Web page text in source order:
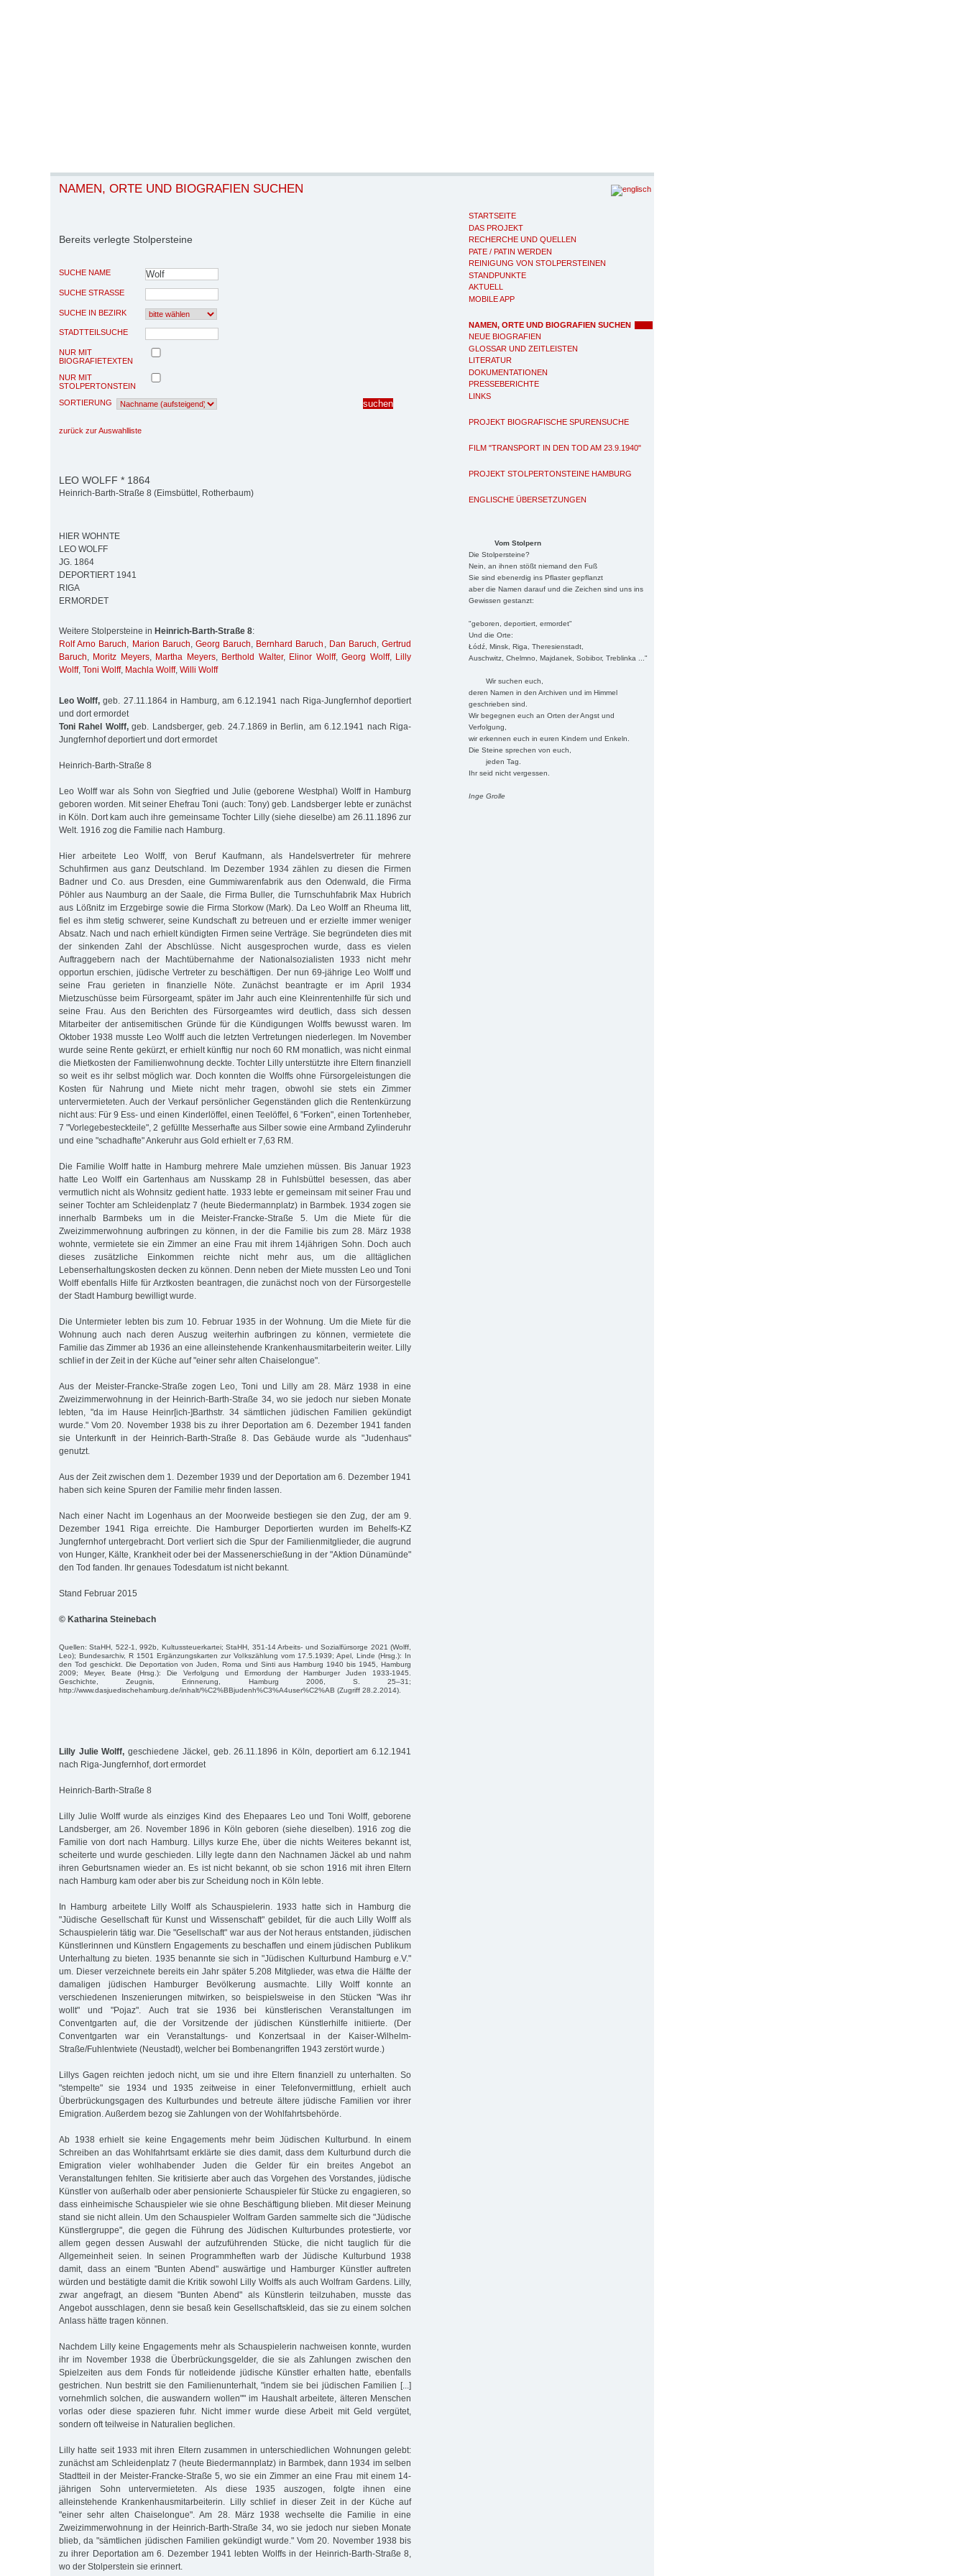
STARTSEITE
DAS PROJEKT
RECHERCHE UND QUELLEN
PATE / PATIN WERDEN
REINIGUNG VON STOLPERSTEINEN
STANDPUNKTE
AKTUELL
MOBILE APP
NAMEN, ORTE UND BIOGRAFIEN SUCHEN
NEUE BIOGRAFIEN
GLOSSAR UND ZEITLEISTEN
LITERATUR
DOKUMENTATIONEN
PRESSEBERICHTE
LINKS
PROJEKT BIOGRAFISCHE SPURENSUCHE
FILM "TRANSPORT IN DEN TOD AM 23.9.1940"
PROJEKT STOLPERTONSTEINE HAMBURG
ENGLISCHE ÜBERSETZUNGEN
Vom Stolpern
Die Stolpersteine?
Nein, an ihnen stößt niemand den Fuß
Sie sind ebenerdig ins Pflaster gepflanzt
aber die Namen darauf und die Zeichen sind uns ins
Gewissen gestanzt:
"geboren, deportiert, ermordet"
Und die Orte:
Łódź, Minsk, Riga, Theresienstadt,
Auschwitz, Chelmno, Majdanek, Sobibor, Treblinka ..."
Wir suchen euch,
deren Namen in den Archiven und im Himmel
geschrieben sind.
Wir begegnen euch an Orten der Angst und
Verfolgung,
wir erkennen euch in euren Kindern und Enkeln.
Die Steine sprechen von euch,
jeden Tag.
Ihr seid nicht vergessen.
Inge Grolle
NAMEN, ORTE UND BIOGRAFIEN SUCHEN
Bereits verlegte Stolpersteine
SUCHE NAME
SUCHE STRASSE
SUCHE IN BEZIRK
STADTTEILSUCHE
NUR MIT
BIOGRAFIETEXTEN
NUR MIT
STOLPERTONSTEIN
SORTIERUNG
zurück zur Auswahlliste
LEO WOLFF * 1864
Heinrich-Barth-Straße 8 (Eimsbüttel, Rotherbaum)
HIER WOHNTE
LEO WOLFF
JG. 1864
DEPORTIERT 1941
RIGA
ERMORDET
Weitere Stolpersteine in Heinrich-Barth-Straße 8:
Rolf Arno Baruch, Marion Baruch, Georg Baruch, Bernhard Baruch , Dan Baruch,Gertrud
Baruch, Moritz Meyers, Martha Meyers, Berthold Walter, Elinor Wolff,Georg Wolff, Lilly
Wolff, Toni Wolff, Machla Wolff, Willi Wolff
Leo Wolff, geb. 27.11.1864 in Hamburg, am 6.12.1941 nach Riga-Jungfernhof deportiert
und dort ermordet
Toni Rahel Wolff,geb. Landsberger, geb. 24.7.1869 in Berlin, am 6.12.1941 nach Riga-
Jungfernhof deportiert und dort ermordet
Heinrich-Barth-Straße 8
Leo Wolff war als Sohn von Siegfried und Julie (geborene Westphal) Wolff in Hamburg
geboren worden. Mit seiner Ehefrau Toni (auch: Tony) geb. Landsberger lebte er zunächst
in Köln. Dort kam auch ihre gemeinsame Tochter Lilly (siehe dieselbe) am 26.11.1896 zur
Welt. 1916 zog die Familie nach Hamburg.
Hier arbeitete Leo Wolff, von Beruf Kaufmann, als Handelsvertreter für mehrere
Schuhfirmen aus ganz Deutschland. Im Dezember 1934 zählen zu diesen die Firmen
Badner und Co. aus Dresden, eine Gummiwarenfabrik aus den Odenwald, die Firma
Pöhler aus Naumburg an der Saale, die Firma Buller, die Turnschuhfabrik Max Hubrich
aus Lößnitz im Erzgebirge sowie die Firma Storkow (Mark). Da Leo Wolff an Rheuma litt,
fiel es ihm stetig schwerer, seine Kundschaft zu betreuen und er erzielte immer weniger
Absatz. Nach und nach erhielt kündigten Firmen seine Verträge. Sie begründeten dies mit
der sinkenden Zahl der Abschlüsse. Nicht ausgesprochen wurde, dass es vielen
Auftraggebern nach der Machtübernahme der Nationalsozialisten 1933 nicht mehr
opportun erschien, jüdische Vertreter zu beschäftigen. Der nun 69-jährige Leo Wolff und
seine Frau gerieten in finanzielle Nöte. Zunächst beantragte er im April 1934
Mietzuschüsse beim Fürsorgeamt, später im Jahr auch eine Kleinrentenhilfe für sich und
seine Frau. Aus den Berichten des Fürsorgeamtes wird deutlich, dass sich dessen
Mitarbeiter der antisemitischen Gründe für die Kündigungen Wolffs bewusst waren. Im
Oktober 1938 musste Leo Wolff auch die letzten Vertretungen niederlegen. Im November
wurde seine Rente gekürzt, er erhielt künftig nur noch 60 RM monatlich, was nicht einmal
die Mietkosten der Familienwohnung deckte. Tochter Lilly unterstützte ihre Eltern finanziell
so weit es ihr selbst möglich war. Doch konnten die Wolffs ohne Fürsorgeleistungen die
Kosten für Nahrung und Miete nicht mehr tragen, obwohl sie stets ein Zimmer
untervermieteten. Auch der Verkauf persönlicher Gegenständen glich die Rentenkürzung
nicht aus: Für 9 Ess- und einen Kinderlöffel, einen Teelöffel, 6 "Forken", einen Tortenheber,
7 "Vorlegebesteckteile", 2 gefüllte Messerhafte aus Silber sowie eine Armband Zylinderuhr
und eine "schadhafte" Ankeruhr aus Gold erhielt er 7,63 RM.
Die Familie Wolff hatte in Hamburg mehrere Male umziehen müssen. Bis Januar 1923
hatte Leo Wolff ein Gartenhaus am Nusskamp 28 in Fuhlsbüttel besessen, das aber
vermutlich nicht als Wohnsitz gedient hatte. 1933 lebte er gemeinsam mit seiner Frau und
seiner Tochter am Schleidenplatz 7 (heute Biedermannplatz) in Barmbek. 1934 zogen sie
innerhalb Barmbeks um in die Meister-Francke-Straße 5. Um die Miete für die
Zweizimmerwohnung aufbringen zu können, in der die Familie bis zum 28. März 1938
wohnte, vermietete sie ein Zimmer an eine Frau mit ihrem 14jährigen Sohn. Doch auch
dieses zusätzliche Einkommen reichte nicht mehr aus, um die alltäglichen
Lebenserhaltungskosten decken zu können. Denn neben der Miete mussten Leo und Toni
Wolff ebenfalls Hilfe für Arztkosten beantragen, die zunächst noch von der Fürsorgestelle
der Stadt Hamburg bewilligt wurde.
Die Untermieter lebten bis zum 10. Februar 1935 in der Wohnung. Um die Miete für die
Wohnung auch nach deren Auszug weiterhin aufbringen zu können, vermietete die
Familie das Zimmer ab 1936 an eine alleinstehende Krankenhausmitarbeiterin weiter. Lilly
schlief in der Zeit in der Küche auf "einer sehr alten Chaiselongue".
Aus der Meister-Francke-Straße zogen Leo, Toni und Lilly am 28. März 1938 in eine
Zweizimmerwohnung in der Heinrich-Barth-Straße 34, wo sie jedoch nur sieben Monate
lebten, "da im Hause Heinr[ich-]Barthstr. 34 sämtlichen jüdischen Familien gekündigt
wurde." Vom 20. November 1938 bis zu ihrer Deportation am 6. Dezember 1941 fanden
sie Unterkunft in der Heinrich-Barth-Straße 8. Das Gebäude wurde als "Judenhaus"
genutzt.
Aus der Zeit zwischen dem 1. Dezember 1939 und der Deportation am 6. Dezember 1941
haben sich keine Spuren der Familie mehr finden lassen.
Nach einer Nacht im Logenhaus an der Moorweide bestiegen sie den Zug, der am 9.
Dezember 1941 Riga erreichte. Die Hamburger Deportierten wurden im Behelfs-KZ
Jungfernhof untergebracht. Dort verliert sich die Spur der Familienmitglieder, die augrund
von Hunger, Kälte, Krankheit oder bei der Massenerschießung in der "Aktion Dünamünde"
den Tod fanden. Ihr genaues Todesdatum ist nicht bekannt.
Stand Februar 2015
© Katharina Steinebach
Quellen: StaHH, 522-1, 992b, Kultussteuerkartei; StaHH, 351-14 Arbeits- und Sozialfürsorge 2021 (Wolff,
Leo); Bundesarchiv, R 1501 Ergänzungskarten zur Volkszählung vom 17.5.1939; Apel, Linde (Hrsg.): In
den Tod geschickt. Die Deportation von Juden, Roma und Sinti aus Hamburg 1940 bis 1945, Hamburg
2009; Meyer, Beate (Hrsg.): Die Verfolgung und Ermordung der Hamburger Juden 1933-1945.
Geschichte, Zeugnis, Erinnerung, Hamburg 2006, S. 25–31;
http://www.dasjuedischehamburg.de/inhalt/%C2%BBjudenh%C3%A4user%C2%AB (Zugriff 28.2.2014).
Lilly Julie Wolff, geschiedene Jäckel, geb. 26.11.1896 in Köln, deportiert am 6.12.1941
nach Riga-Jungfernhof, dort ermordet
Heinrich-Barth-Straße 8
Lilly Julie Wolff wurde als einziges Kind des Ehepaares Leo und Toni Wolff, geborene
Landsberger, am 26. November 1896 in Köln geboren (siehe dieselben). 1916 zog die
Familie von dort nach Hamburg. Lillys kurze Ehe, über die nichts Weiteres bekannt ist,
scheiterte und wurde geschieden. Lilly legte dann den Nachnamen Jäckel ab und nahm
ihren Geburtsnamen wieder an. Es ist nicht bekannt, ob sie schon 1916 mit ihren Eltern
nach Hamburg kam oder aber bis zur Scheidung noch in Köln lebte.
In Hamburg arbeitete Lilly Wolff als Schauspielerin. 1933 hatte sich in Hamburg die
"Jüdische Gesellschaft für Kunst und Wissenschaft" gebildet, für die auch Lilly Wolff als
Schauspielerin tätig war. Die "Gesellschaft" war aus der Not heraus entstanden, jüdischen
Künstlerinnen und Künstlern Engagements zu beschaffen und einem jüdischen Publikum
Unterhaltung zu bieten. 1935 benannte sie sich in "Jüdischen Kulturbund Hamburg e.V."
um. Dieser verzeichnete bereits ein Jahr später 5.208 Mitglieder, was etwa die Hälfte der
damaligen jüdischen Hamburger Bevölkerung ausmachte. Lilly Wolff konnte an
verschiedenen Inszenierungen mitwirken, so beispielsweise in den Stücken "Was ihr
wollt" und "Pojaz". Auch trat sie 1936 bei künstlerischen Veranstaltungen im
Conventgarten auf, die der Vorsitzende der jüdischen Künstlerhilfe initiierte. (Der
Conventgarten war ein Veranstaltungs- und Konzertsaal in der Kaiser-Wilhelm-
Straße/Fuhlentwiete (Neustadt), welcher bei Bombenangriffen 1943 zerstört wurde.)
Lillys Gagen reichten jedoch nicht, um sie und ihre Eltern finanziell zu unterhalten. So
"stempelte" sie 1934 und 1935 zeitweise in einer Telefonvermittlung, erhielt auch
Überbrückungsgagen des Kulturbundes und betreute ältere jüdische Familien vor ihrer
Emigration. Außerdem bezog sie Zahlungen von der Wohlfahrtsbehörde.
Ab 1938 erhielt sie keine Engagements mehr beim Jüdischen Kulturbund. In einem
Schreiben an das Wohlfahrtsamt erklärte sie dies damit, dass dem Kulturbund durch die
Emigration vieler wohlhabender Juden die Gelder für ein breites Angebot an
Veranstaltungen fehlten. Sie kritisierte aber auch das Vorgehen des Vorstandes, jüdische
Künstler von außerhalb oder aber pensionierte Schauspieler für Stücke zu engagieren, so
dass einheimische Schauspieler wie sie ohne Beschäftigung blieben. Mit dieser Meinung
stand sie nicht allein. Um den Schauspieler Wolfram Garden sammelte sich die "Jüdische
Künstlergruppe", die gegen die Führung des Jüdischen Kulturbundes protestierte, vor
allem gegen dessen Auswahl der aufzuführenden Stücke, die nicht tauglich für die
Allgemeinheit seien. In seinen Programmheften warb der Jüdische Kulturbund 1938
damit, dass an einem "Bunten Abend" auswärtige und Hamburger Künstler auftreten
würden und bestätigte damit die Kritik sowohl Lilly Wolffs als auch Wolfram Gardens. Lilly,
zwar angefragt, an diesem "Bunten Abend" als Künstlerin teilzuhaben, musste das
Angebot ausschlagen, denn sie besaß kein Gesellschaftskleid, das sie zu einem solchen
Anlass hätte tragen können.
Nachdem Lilly keine Engagements mehr als Schauspielerin nachweisen konnte, wurden
ihr im November 1938 die Überbrückungsgelder, die sie als Zahlungen zwischen den
Spielzeiten aus dem Fonds für notleidende jüdische Künstler erhalten hatte, ebenfalls
gestrichen. Nun bestritt sie den Familienunterhalt, "indem sie bei jüdischen Familien [...]
vornehmlich solchen, die auswandern wollen"" im Haushalt arbeitete, älteren Menschen
vorlas oder diese spazieren fuhr. Nicht immer wurde diese Arbeit mit Geld vergütet,
sondern oft teilweise in Naturalien beglichen.
Lilly hatte seit 1933 mit ihren Eltern zusammen in unterschiedlichen Wohnungen gelebt:
zunächst am Schleidenplatz 7 (heute Biedermannplatz) in Barmbek, dann 1934 im selben
Stadtteil in der Meister-Francke-Straße 5, wo sie ein Zimmer an eine Frau mit einem 14-
jährigen Sohn untervermieteten. Als diese 1935 auszogen, folgte ihnen eine
alleinstehende Krankenhausmitarbeiterin. Lilly schlief in dieser Zeit in der Küche auf
"einer sehr alten Chaiselongue". Am 28. März 1938 wechselte die Familie in eine
Zweizimmerwohnung in der Heinrich-Barth-Straße 34, wo sie jedoch nur sieben Monate
blieb, da "sämtlichen jüdischen Familien gekündigt wurde." Vom 20. November 1938 bis
zu ihrer Deportation am 6. Dezember 1941 lebten Wolffs in der Heinrich-Barth-Straße 8,
wo der Stolperstein sie erinnert.